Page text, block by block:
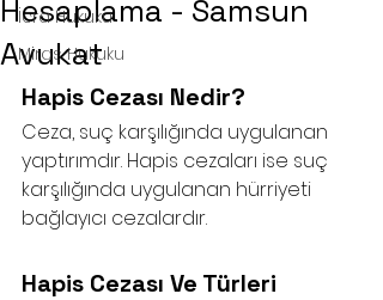
İcra Hukuku
Miras Hukuku
Hesaplama - Samsun
Avukat
Hapis Cezası Nedir?
Ceza, suç karşılığında uygulanan
yaptırımdır. Hapis cezaları ise suç
karşılığında uygulanan hürriyeti
bağlayıcı cezalardır.
Hapis Cezası Ve Türleri